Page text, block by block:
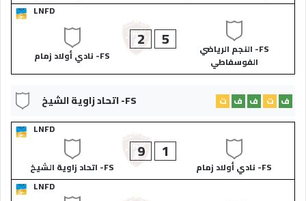
LNFD
FS- النجم الرياضي
الفوسفاطي
5
2
FS- نادي أولاد زمام
FS- اتحاد زاوية الشيخ ف ت ف ف ت
LNFD
FS- نادي أولاد زمام
1
9
FS- اتحاد زاوية الشيخ
LNFD